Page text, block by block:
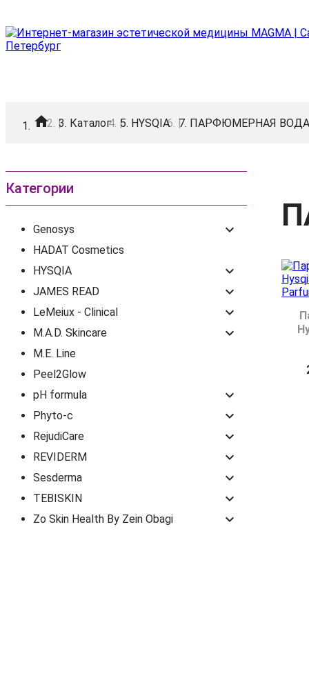
home | Каталог | HYSQIA | ПАРФЮМЕРНАЯ ВОДА
Категории
Genosys keyboard_arrow_down
HADAT Cosmetics
HYSQIA
keyboard_arrow_down
JAMES READ keyboard_arrow_down
LeMeiux - Clinical keyboard_arrow_down
M.A.D. Skincare keyboard_arrow_down
M.E. Line
Peel2Glow
pH formula
keyboard_arrow_down
Phyto-c keyboard_arrow_down
RejudiCare keyboard_arrow_down
REVIDERM keyboard_arrow_down
Sesderma keyboard_arrow_down
TEBISKIN keyboard_arrow_down
Zo Skin Health By Zein Obagi keyboard_arrow_down